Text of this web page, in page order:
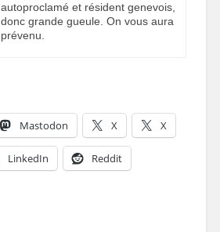
autoproclamé et résident genevois,
donc grande gueule. On vous aura
prévenu.
Mastodon X X
LinkedIn Reddit